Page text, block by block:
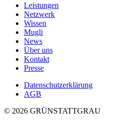
Leistungen
Netzwerk
Wissen
Mugli
News
Über uns
Kontakt
Presse
Datenschutzerklärung
AGB
© 2026 GRÜNSTATTGRAU